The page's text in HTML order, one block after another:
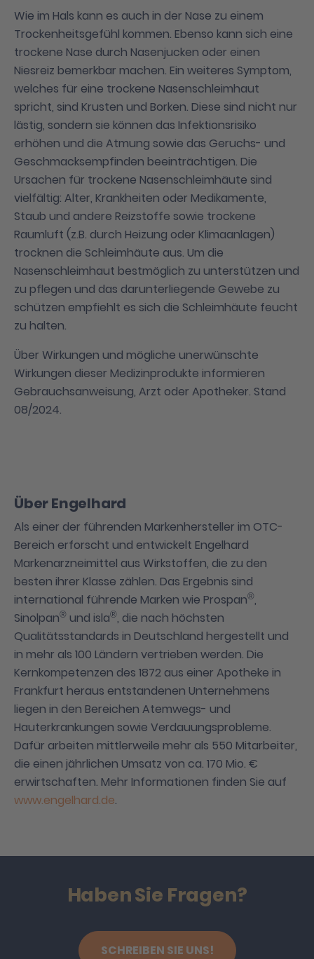
Wie im Hals kann es auch in der Nase zu einem
Trockenheitsgefühl kommen. Ebenso kann sich eine
trockene Nase durch Nasenjucken oder einen
Niesreiz bemerkbar machen. Ein weiteres Symptom,
welches für eine trockene Nasenschleimhaut
spricht, sind Krusten und Borken. Diese sind nicht nur
lästig, sondern sie können das Infektionsrisiko
erhöhen und die Atmung sowie das Geruchs- und
Geschmacksempfinden beeinträchtigen. Die
Ursachen für trockene Nasenschleimhäute sind
vielfältig: Alter, Krankheiten oder Medikamente,
Staub und andere Reizstoffe sowie trockene
Raumluft (z.B. durch Heizung oder Klimaanlagen)
trocknen die Schleimhäute aus. Um die
Nasenschleimhaut bestmöglich zu unterstützen und
zu pflegen und das darunterliegende Gewebe zu
schützen empfiehlt es sich die Schleimhäute feucht
zu halten.
Über Wirkungen und mögliche unerwünschte
Wirkungen dieser Medizinprodukte informieren
Gebrauchsanweisung, Arzt oder Apotheker. Stand
08/2024.
Über Engelhard
Als einer der führenden Markenhersteller im OTC-
Bereich erforscht und entwickelt Engelhard
Markenarzneimittel aus Wirkstoffen, die zu den
besten ihrer Klasse zählen. Das Ergebnis sind
international führende Marken wie Prospan®,
Sinolpan® und isla®, die nach höchsten
Qualitätsstandards in Deutschland hergestellt und
in mehr als 100 Ländern vertrieben werden. Die
Kernkompetenzen des 1872 aus einer Apotheke in
Frankfurt heraus entstandenen Unternehmens
liegen in den Bereichen Atemwegs- und
Hauterkrankungen sowie Verdau­ungsprobleme.
Dafür arbeiten mittlerweile mehr als 550 Mitarbeiter,
die einen jährlichen Umsatz von ca. 170 Mio. €
erwirtschaften. Mehr Informationen finden Sie auf
www.engelhard.de.
Haben Sie Fragen?
SCHREIBEN SIE UNS!